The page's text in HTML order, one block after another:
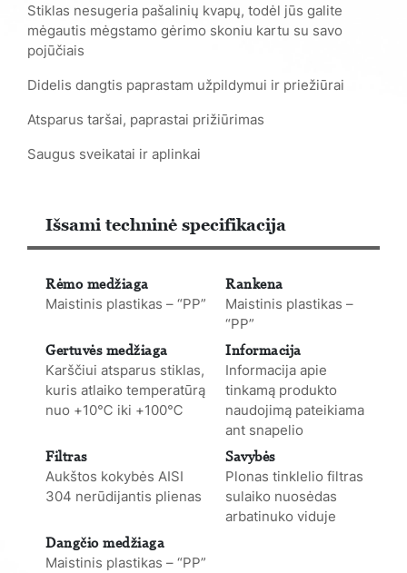
Stiklas nesugeria pašalinių kvapų, todėl jūs galite
mėgautis mėgstamo gėrimo skoniu kartu su savo
pojūčiais
Didelis dangtis paprastam užpildymui ir priežiūrai
Atsparus taršai, paprastai prižiūrimas
Saugus sveikatai ir aplinkai
Išsami techninė specifikacija
Rėmo medžiaga Rankena
Maistinis plastikas – “PP”
Maistinis plastikas –
“PP”
Gertuvės medžiaga Informacija
Karščiui atsparus stiklas,
kuris atlaiko temperatūrą
nuo +10℃ iki +100℃
Informacija apie
tinkamą produkto
naudojimą pateikiama
ant snapelio
Filtras Savybės
Aukštos kokybės AISI
304 nerūdijantis plienas
Plonas tinklelio filtras
sulaiko nuosėdas
arbatinuko viduje
Dangčio medžiaga
Maistinis plastikas – “PP”